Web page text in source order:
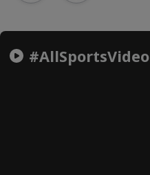
#AllSportsVideo